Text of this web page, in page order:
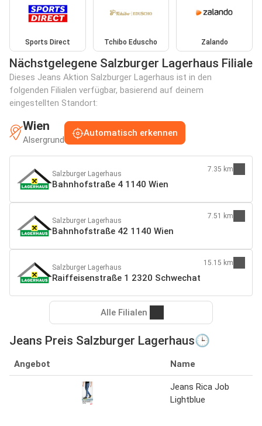
Sports Direct Tchibo Eduscho Zalando
Nächstgelegene Salzburger Lagerhaus Filiale
Dieses Jeans Aktion Salzburger Lagerhaus ist in den
folgenden Filialen verfügbar, basierend auf deinem
eingestellten Standort:
Wien
Alsergrund
Automatisch erkennen
Salzburger Lagerhaus
Bahnhofstraße 4 1140 Wien
7.35 km
Salzburger Lagerhaus
Bahnhofstraße 42 1140 Wien
7.51 km
Salzburger Lagerhaus
Raiffeisenstraße 1 2320 Schwechat
15.15 km
Alle Filialen
Jeans Preis Salzburger Lagerhaus🕒
Angebot Name
Jeans Rica Job
Lightblue